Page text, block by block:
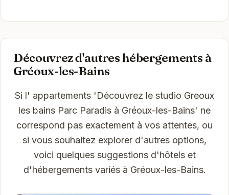
Découvrez d'autres hébergements à
Gréoux-les-Bains
Si l' appartements 'Découvrez le studio Greoux
les bains Parc Paradis à Gréoux-les-Bains' ne
correspond pas exactement à vos attentes, ou
si vous souhaitez explorer d'autres options,
voici quelques suggestions d'hôtels et
d'hébergements variés à Gréoux-les-Bains.